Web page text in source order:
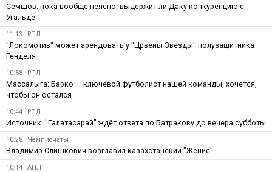
Семшов: пока вообще неясно, выдержит ли Даку конкуренцию с
Угальде
11:13 РПЛ
"Локомотив" может арендовать у "Црвены Звезды" полузащитника
Генделя
10:58 РПЛ
Массалыга: Барко — ключевой футболист нашей команды, хочется,
чтобы он остался
10:44 РПЛ
Источник: "Галатасарай" ждёт ответа по Батракову до вечера субботы
10:28 Чемпионаты
Владимир Слишкович возглавил казахстанский "Женис"
10:14 АПЛ